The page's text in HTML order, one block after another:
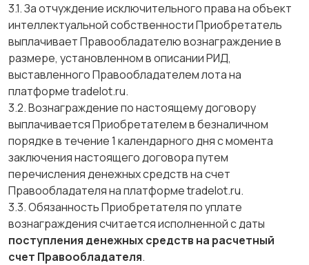
3.1. За отчуждение исключительного права на объект
интеллектуальной собственности Приобретатель
выплачивает Правообладателю вознаграждение в
размере, установленном в описании РИД,
выставленного Правообладателем лота на
платформе tradelot.ru.
3.2. Вознаграждение по настоящему договору
выплачивается Приобретателем в безналичном
порядке в течение 1 календарного дня с момента
заключения настоящего договора путем
перечисления денежных средств на счет
Правообладателя на платформе tradelot.ru.
3.3. Обязанность Приобретателя по уплате
вознаграждения считается исполненной с даты
поступления денежных средств на расчетный
счет Правообладателя.